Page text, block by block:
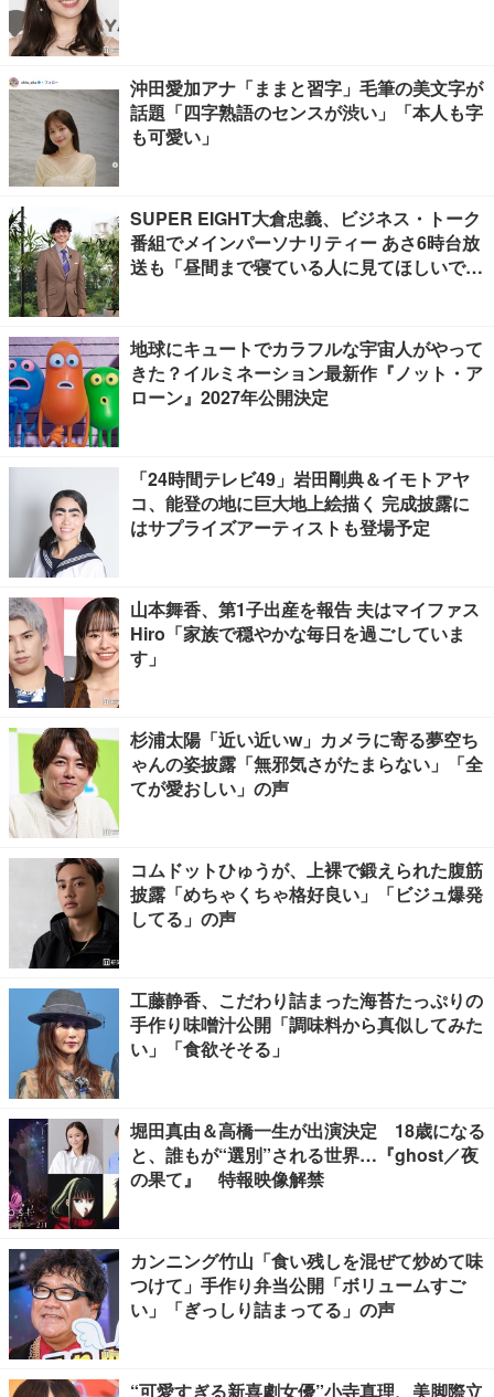
沖田愛加アナ「ままと習字」毛筆の美文字が
話題「四字熟語のセンスが渋い」「本人も字
も可愛い」
SUPER EIGHT大倉忠義、ビジネス・トーク
番組でメインパーソナリティー あさ6時台放
送も「昼間まで寝ている人に見てほしいで
地球にキュートでカラフルな宇宙人がやって
きた？イルミネーション最新作『ノット・ア
ローン』2027年公開決定
「24時間テレビ49」岩田剛典＆イモトアヤ
コ、能登の地に巨大地上絵描く 完成披露に
はサプライズアーティストも登場予定
山本舞香、第1子出産を報告 夫はマイファス
Hiro「家族で穏やかな毎日を過ごしていま
す」
杉浦太陽「近い近いw」カメラに寄る夢空ち
ゃんの姿披露「無邪気さがたまらない」「全
てが愛おしい」の声
コムドットひゅうが、上裸で鍛えられた腹筋
披露「めちゃくちゃ格好良い」「ビジュ爆発
してる」の声
工藤静香、こだわり詰まった海苔たっぷりの
手作り味噌汁公開「調味料から真似してみた
い」「食欲そそる」
堀田真由＆高橋一生が出演決定 18歳になる
と、誰もが“選別”される世界…『ghost／夜
の果て』 特報映像解禁
カンニング竹山「食い残しを混ぜて炒めて味
つけて」手作り弁当公開「ボリュームすご
い」「ぎっしり詰まってる」の声
“可愛すぎる新喜劇女優”小寺真理、美脚際立